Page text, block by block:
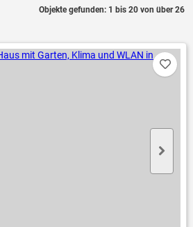
Objekte gefunden: 1 bis 20 von über 26